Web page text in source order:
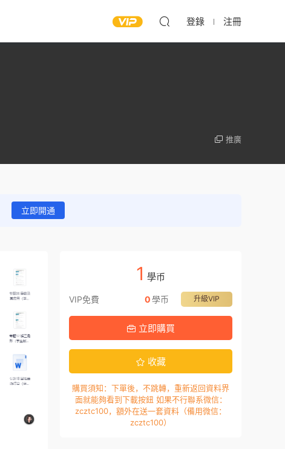
登錄 注冊
推廣
立即開通
1 學币
VIP免費 升級VIP
0學币
立即購買
收藏
購買須知：下單後，不跳轉，重新返回資料界
面就能夠看到下載按鈕 如果不行聯系微信：
zcztc100，額外在送一套資料（備用微信：
zcztc100）